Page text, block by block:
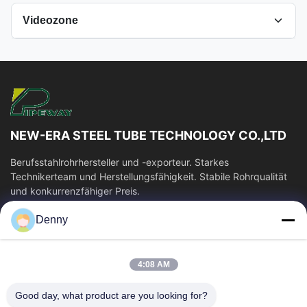
Videozone
Nahtlose mechanische Schläuche
NEW-ERA STEEL TUBE TECHNOLOGY CO.,LTD
Berufsstahlrohrhersteller und -exporteur. Starkes
Technikerteam und Herstellungsfähigkeit. Stabile Rohrqualität
und konkurrenzfähiger Preis.
Schnelllinks
Haus
Treten Sie Mit Uns In
Fordern Sie Ein Zitat
Denny
4:08 AM
Good day, what product are you looking for?